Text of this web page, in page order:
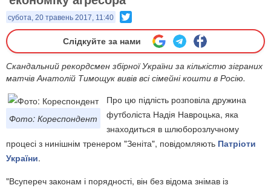
субота, 20 травень 2017, 11:40
Слідкуйте за нами
Скандальний рекордсмен збірної України за кількістю зіграних
матчів Анатолій Тимощук вивів всі сімейні кошти в Росію.
Фото: Кореспондент
Про цю підлість розповіла дружина
футболіста Надія Навроцька, яка
знаходиться в шлюборозлучному
процесі з нинішнім тренером "Зеніта", повідомляють Патріоти
України.
"Всупереч законам і порядності, він без відома знімав із